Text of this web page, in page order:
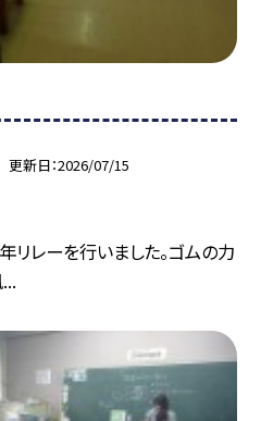
更新日 2026/07/15
レーを行いました。ゴムの力